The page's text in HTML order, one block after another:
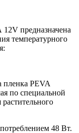
предназначена
температурного
пленка PEVA
по специальной
48 Вт.